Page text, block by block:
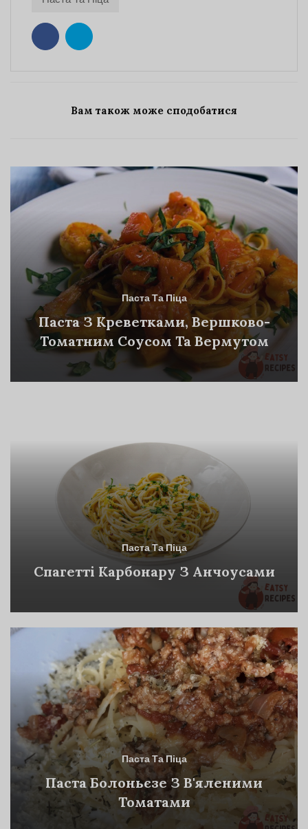
Вам також може сподобатися
Паста Та Піца
Паста З Креветками, Вершково-
Томатним Соусом Та Вермутом
Паста Та Піца
Спагетті Карбонару З Анчоусами
Паста Та Піца
Паста Болоньєзе З В'яленими
Томатами